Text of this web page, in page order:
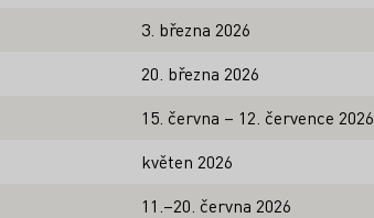
3. března 2026
20. března 2026
15. června – 12. července 2026
květen 2026
11.–20. června 2026